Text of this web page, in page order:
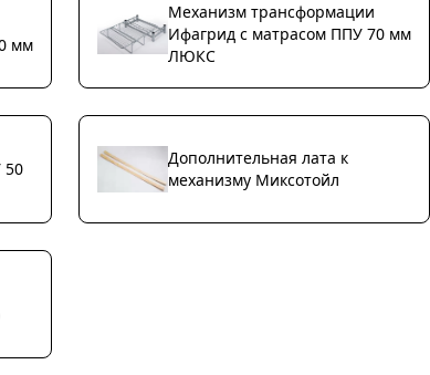
мм
Механизм трансформации
Ифагрид с матрасом ППУ 70 мм
ЛЮКС
50
Дополнительная лата к
механизму Миксотойл